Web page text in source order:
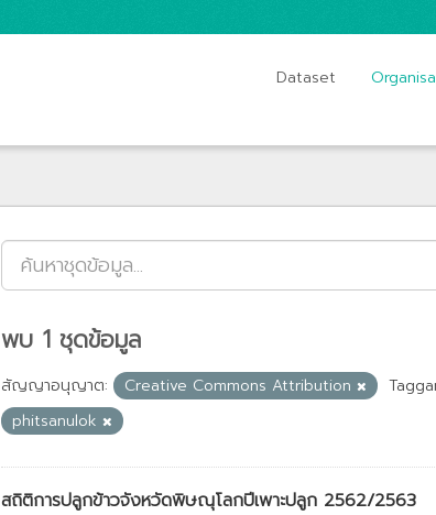
Dataset
พบ 1 ชุดข้อมูล
สัญญาอนุญาต: Creative Commons Attribution
phitsanulok
สถิติการปลูกข้าวจังหวัดพิษณุโลกปีเพาะปลูก 2562/2563